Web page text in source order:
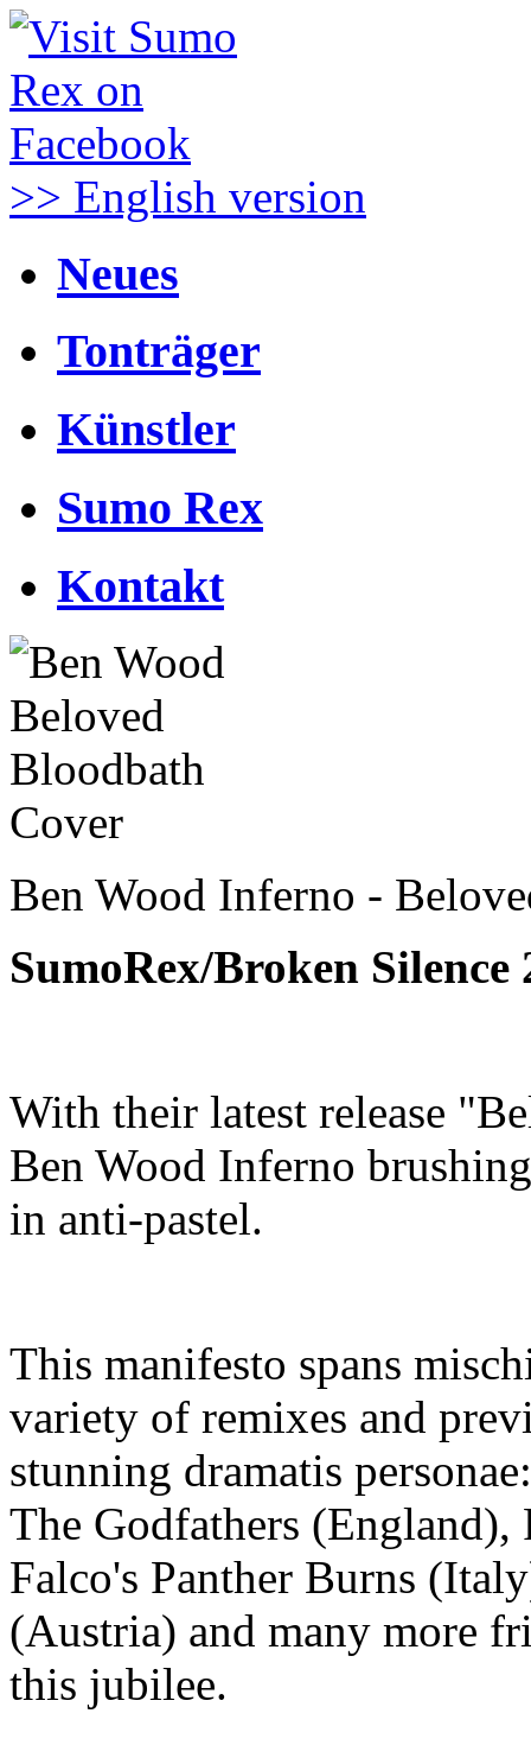
>> English version
Neues
Tonträger
Künstler
Sumo Rex
Kontakt
Ben Wood Inferno -
SumoRex/Broken Silence
With their latest release
Ben Wood Inferno
in anti-pastel.
This manifesto spans
variety of remixes and
stunning dramatis
The Godfathers (England),
Falco's Panther Burns
(Austria) and many more
this jubilee.